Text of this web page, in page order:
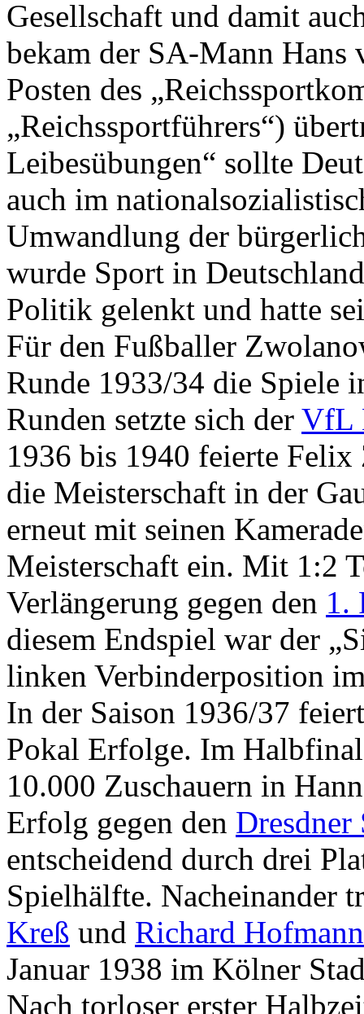
Gesellschaft und damit
bekam der SA-Mann Hans
Posten des
„Reichssportführers“)
Leibesübungen“ sollte
auch im
Umwandlung der
wurde Sport in
Politik gelenkt und hatte
Für den Fußballer
Runde 1933/34 die Spiele
Runden setzte sich der VfL
1936 bis 1940 feierte
die Meisterschaft in der
erneut mit seinen
Meisterschaft ein. Mit 1:2
Verlängerung gegen den 1.
diesem Endspiel war der
linken Verbinderposition
In der Saison 1936/37
Pokal Erfolge. Im
10.000 Zuschauern in
Erfolg gegen den Dresdner
entscheidend durch drei
Spielhälfte. Nacheinander
Kreß und Richard Hofmann
Januar 1938 im Kölner
Nach torloser erster